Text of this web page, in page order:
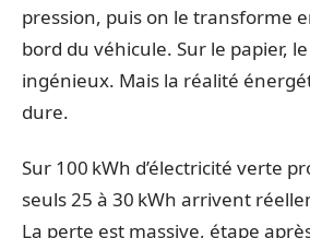
pression, puis on le transforme
bord du véhicule. Sur le papier,
ingénieux. Mais la réalité
dure.
Sur 100 kWh d’électricité verte
seuls 25 à 30 kWh arrivent
La perte est massive, étape